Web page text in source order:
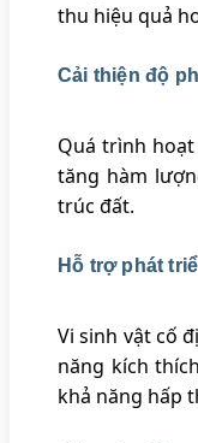
thu hiệu quả
Cải thiện độ
Quá trình
tăng hàm
trúc đất.
Hỗ trợ phát
Vi sinh vật cố
năng kích
khả năng hấp